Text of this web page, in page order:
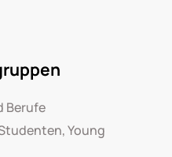
Berufe
Young